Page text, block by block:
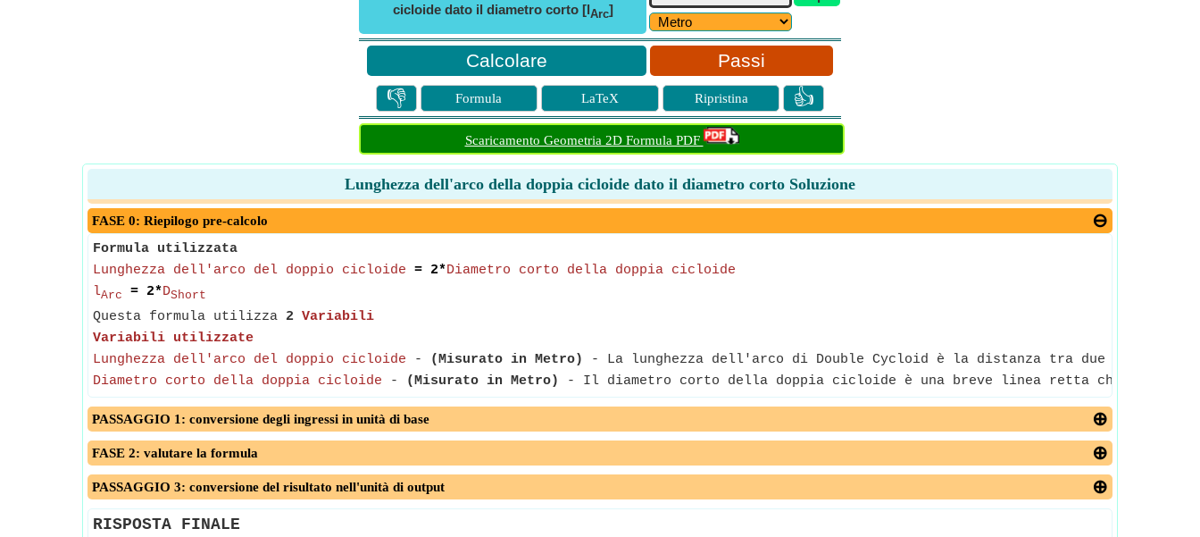
cicloide dato il diametro corto [lArc]
Passi
👎 Formula LaTeX Ripristina 👍
Scaricamento Geometria 2D Formula PDF
Lunghezza dell'arco della doppia cicloide dato il diametro corto Soluzione
FASE 0: Riepilogo pre-calcolo
Formula utilizzata
Lunghezza dell'arco del doppio cicloide = 2*Diametro corto della doppia cicloide
lArc = 2*DShort
Questa formula utilizza 2 Variabili
Variabili utilizzate
Lunghezza dell'arco del doppio cicloide - (Misurato in Metro)
- La lunghezza dell'arco di Double Cycloid è la distanza tra due punti
Diametro corto della doppia cicloide - (Misurato in Metro) - Il diametro corto della doppia cicloide è una breve linea retta che
PASSAGGIO 1: conversione degli ingressi in unità di base
FASE 2: valutare la formula
PASSAGGIO 3: conversione del risultato nell'unità di output
RISPOSTA FINALE